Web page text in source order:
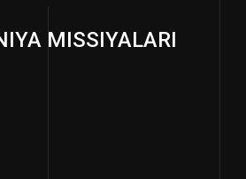
MISSIYALARI